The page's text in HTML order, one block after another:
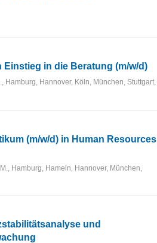
in die Beratung (m/w/d)
Hamburg, Hannover, Köln, München, Stuttgart,
(m/w/d) in Human Resources
Hamburg, Hameln, Hannover, München,
und